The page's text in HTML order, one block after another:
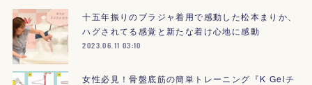
十五年振りのブラジャ着用で感動した松本まりか、
ハグされてる感覚と新たな着け心地に感動
2023.06.11 03:10
女性必見！骨盤底筋の簡単トレーニング『K Gelチ